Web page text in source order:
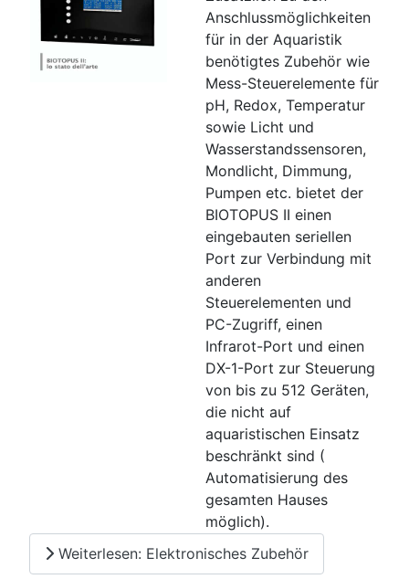
Anschlussmöglichkeiten
für in der Aquaristik
benötigtes Zubehör wie
Mess-Steuerelemente für
pH, Redox, Temperatur
sowie Licht und
Wasserstandssensoren,
Mondlicht, Dimmung,
Pumpen etc. bietet der
BIOTOPUS II einen
eingebauten seriellen
Port zur Verbindung mit
anderen
Steuerelementen und
PC-Zugriff, einen
Infrarot-Port und einen
DX-1-Port zur Steuerung
von bis zu 512 Geräten,
die nicht auf
aquaristischen Einsatz
beschränkt sind (
Automatisierung des
gesamten Hauses
möglich).
Weiterlesen: Elektronisches Zubehör